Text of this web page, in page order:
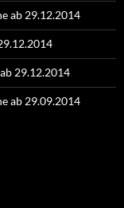
ab 29.12.2014
29.12.2014
ab 29.09.2014